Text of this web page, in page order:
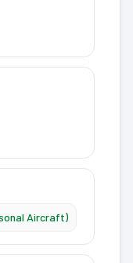
Aircraft)